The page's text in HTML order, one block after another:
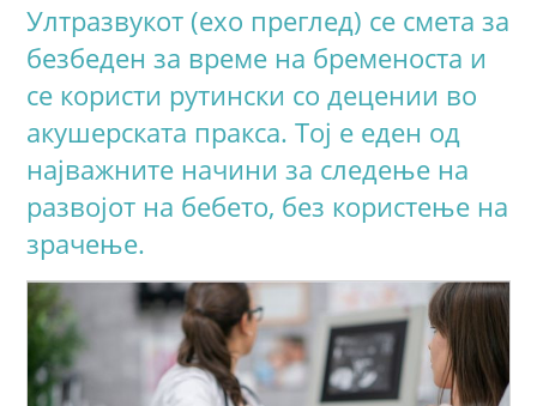
Ултразвукот (ехо преглед) се смета за
безбеден за време на бременоста и
се користи рутински со децении во
акушерската пракса. Тој е еден од
најважните начини за следење на
развојот на бебето, без користење на
зрачење.